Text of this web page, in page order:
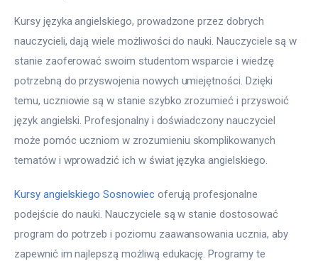
Kursy języka angielskiego, prowadzone przez dobrych
nauczycieli, dają wiele możliwości do nauki. Nauczyciele są w
stanie zaoferować swoim studentom wsparcie i wiedzę
potrzebną do przyswojenia nowych umiejętności. Dzięki
temu, uczniowie są w stanie szybko zrozumieć i przyswoić
język angielski. Profesjonalny i doświadczony nauczyciel
może pomóc uczniom w zrozumieniu skomplikowanych
tematów i wprowadzić ich w świat języka angielskiego.
Kursy angielskiego Sosnowiec oferują profesjonalne
podejście do nauki. Nauczyciele są w stanie dostosować
program do potrzeb i poziomu zaawansowania ucznia, aby
zapewnić im najlepszą możliwą edukację. Programy te